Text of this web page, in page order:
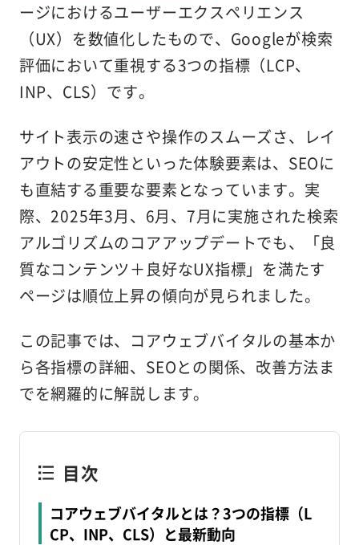
ージにおけるユーザーエクスペリエンス
（UX）を数値化したもので、Googleが検索
評価において重視する3つの指標（LCP、
INP、CLS）です。
サイト表示の速さや操作のスムーズさ、レイ
アウトの安定性といった体験要素は、SEOに
も直結する重要な要素となっています。実
際、2025年3月、6月、7月に実施された検索
アルゴリズムのコアアップデートでも、「良
質なコンテンツ＋良好なUX指標」を満たす
ページは順位上昇の傾向が見られました。
この記事では、コアウェブバイタルの基本か
ら各指標の詳細、SEOとの関係、改善方法ま
でを網羅的に解説します。
目次
コアウェブバイタルとは？3つの指標（L
CP、INP、CLS）と最新動向